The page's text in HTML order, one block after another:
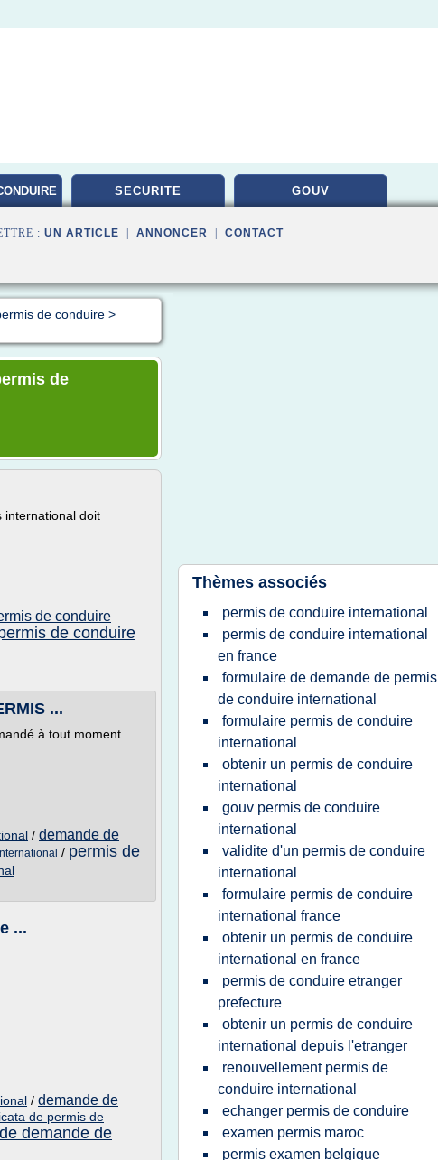
SECURITE GOUV
: UN ARTICLE ANNONCER CONTACT
de conduire >
de
international doit
de conduire
de conduire
...
à tout moment
/ demande de
/ permis de
...
/ demande de
de permis de
demande de
Thèmes associés
permis de conduire international
permis de conduire international
en france
formulaire de demande de permis
de conduire international
formulaire permis de conduire
international
obtenir un permis de conduire
international
gouv permis de conduire
international
validite d'un permis de conduire
international
formulaire permis de conduire
international france
obtenir un permis de conduire
international en france
permis de conduire etranger
prefecture
obtenir un permis de conduire
international depuis l'etranger
renouvellement permis de
conduire international
echanger permis de conduire
examen permis maroc
permis examen belgique